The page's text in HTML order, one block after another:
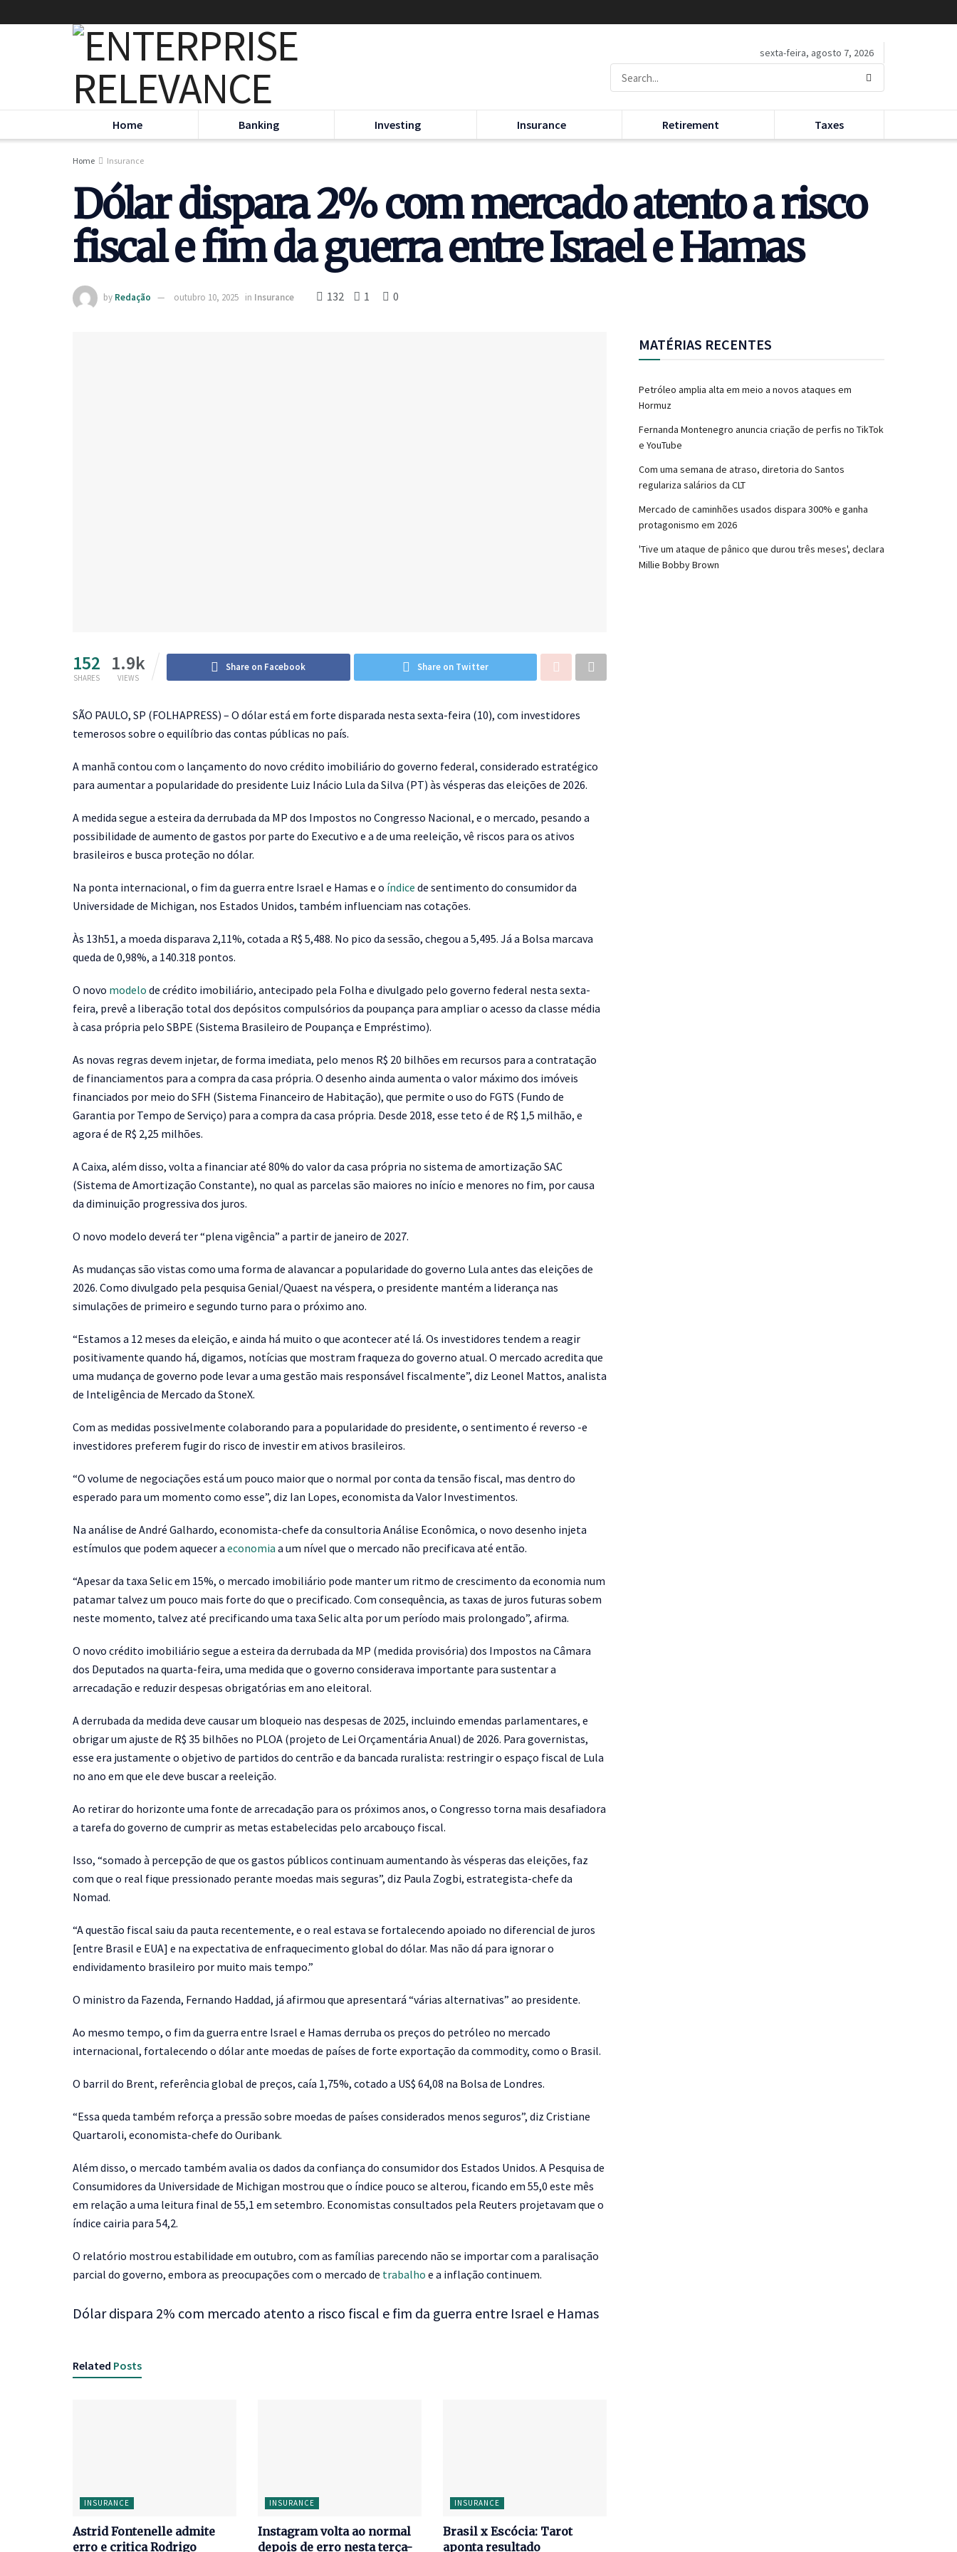
sexta-feira, agosto 7, 2026
Home Banking Investing Insurance Retirement Taxes
Home Insurance
Dólar dispara 2% com mercado atento a risco
fiscal e fim da guerra entre Israel e Hamas
by Redação outubro 10, 2025 in Insurance 132 1 0
152
SHARES
1.9k
VIEWS
Share on Facebook Share on Twitter
SÃO PAULO, SP (FOLHAPRESS) – O dólar está em forte disparada nesta sexta-feira (10), com investidores
temerosos sobre o equilíbrio das contas públicas no país.
A manhã contou com o lançamento do novo crédito imobiliário do governo federal, considerado estratégico
para aumentar a popularidade do presidente Luiz Inácio Lula da Silva (PT) às vésperas das eleições de 2026.
A medida segue a esteira da derrubada da MP dos Impostos no Congresso Nacional, e o mercado, pesando a
possibilidade de aumento de gastos por parte do Executivo e a de uma reeleição, vê riscos para os ativos
brasileiros e busca proteção no dólar.
Na ponta internacional, o fim da guerra entre Israel e Hamas e o índice de sentimento do consumidor da
Universidade de Michigan, nos Estados Unidos, também influenciam nas cotações.
Às 13h51, a moeda disparava 2,11%, cotada a R$ 5,488. No pico da sessão, chegou a 5,495. Já a Bolsa marcava
queda de 0,98%, a 140.318 pontos.
O novo modelo de crédito imobiliário, antecipado pela Folha e divulgado pelo governo federal nesta sexta-
feira, prevê a liberação total dos depósitos compulsórios da poupança para ampliar o acesso da classe média
à casa própria pelo SBPE (Sistema Brasileiro de Poupança e Empréstimo).
As novas regras devem injetar, de forma imediata, pelo menos R$ 20 bilhões em recursos para a contratação
de financiamentos para a compra da casa própria. O desenho ainda aumenta o valor máximo dos imóveis
financiados por meio do SFH (Sistema Financeiro de Habitação), que permite o uso do FGTS (Fundo de
Garantia por Tempo de Serviço) para a compra da casa própria. Desde 2018, esse teto é de R$ 1,5 milhão, e
agora é de R$ 2,25 milhões.
A Caixa, além disso, volta a financiar até 80% do valor da casa própria no sistema de amortização SAC
(Sistema de Amortização Constante), no qual as parcelas são maiores no início e menores no fim, por causa
da diminuição progressiva dos juros.
O novo modelo deverá ter “plena vigência” a partir de janeiro de 2027.
As mudanças são vistas como uma forma de alavancar a popularidade do governo Lula antes das eleições de
2026. Como divulgado pela pesquisa Genial/Quaest na véspera, o presidente mantém a liderança nas
simulações de primeiro e segundo turno para o próximo ano.
“Estamos a 12 meses da eleição, e ainda há muito o que acontecer até lá. Os investidores tendem a reagir
positivamente quando há, digamos, notícias que mostram fraqueza do governo atual. O mercado acredita que
uma mudança de governo pode levar a uma gestão mais responsável fiscalmente”, diz Leonel Mattos, analista
de Inteligência de Mercado da StoneX.
Com as medidas possivelmente colaborando para a popularidade do presidente, o sentimento é reverso -e
investidores preferem fugir do risco de investir em ativos brasileiros.
“O volume de negociações está um pouco maior que o normal por conta da tensão fiscal, mas dentro do
esperado para um momento como esse”, diz Ian Lopes, economista da Valor Investimentos.
Na análise de André Galhardo, economista-chefe da consultoria Análise Econômica, o novo desenho injeta
estímulos que podem aquecer a economia a um nível que o mercado não precificava até então.
“Apesar da taxa Selic em 15%, o mercado imobiliário pode manter um ritmo de crescimento da economia num
patamar talvez um pouco mais forte do que o precificado. Com consequência, as taxas de juros futuras sobem
neste momento, talvez até precificando uma taxa Selic alta por um período mais prolongado”, afirma.
O novo crédito imobiliário segue a esteira da derrubada da MP (medida provisória) dos Impostos na Câmara
dos Deputados na quarta-feira, uma medida que o governo considerava importante para sustentar a
arrecadação e reduzir despesas obrigatórias em ano eleitoral.
A derrubada da medida deve causar um bloqueio nas despesas de 2025, incluindo emendas parlamentares, e
obrigar um ajuste de R$ 35 bilhões no PLOA (projeto de Lei Orçamentária Anual) de 2026. Para governistas,
esse era justamente o objetivo de partidos do centrão e da bancada ruralista: restringir o espaço fiscal de Lula
no ano em que ele deve buscar a reeleição.
Ao retirar do horizonte uma fonte de arrecadação para os próximos anos, o Congresso torna mais desafiadora
a tarefa do governo de cumprir as metas estabelecidas pelo arcabouço fiscal.
Isso, “somado à percepção de que os gastos públicos continuam aumentando às vésperas das eleições, faz
com que o real fique pressionado perante moedas mais seguras”, diz Paula Zogbi, estrategista-chefe da
Nomad.
“A questão fiscal saiu da pauta recentemente, e o real estava se fortalecendo apoiado no diferencial de juros
[entre Brasil e EUA] e na expectativa de enfraquecimento global do dólar. Mas não dá para ignorar o
endividamento brasileiro por muito mais tempo.”
O ministro da Fazenda, Fernando Haddad, já afirmou que apresentará “várias alternativas” ao presidente.
Ao mesmo tempo, o fim da guerra entre Israel e Hamas derruba os preços do petróleo no mercado
internacional, fortalecendo o dólar ante moedas de países de forte exportação da commodity, como o Brasil.
O barril do Brent, referência global de preços, caía 1,75%, cotado a US$ 64,08 na Bolsa de Londres.
“Essa queda também reforça a pressão sobre moedas de países considerados menos seguros”, diz Cristiane
Quartaroli, economista-chefe do Ouribank.
Além disso, o mercado também avalia os dados da confiança do consumidor dos Estados Unidos. A Pesquisa de
Consumidores da Universidade de Michigan mostrou que o índice pouco se alterou, ficando em 55,0 este mês
em relação a uma leitura final de 55,1 em setembro. Economistas consultados pela Reuters projetavam que o
índice cairia para 54,2.
O relatório mostrou estabilidade em outubro, com as famílias parecendo não se importar com a paralisação
parcial do governo, embora as preocupações com o mercado de trabalho e a inflação continuem.
Dólar dispara 2% com mercado atento a risco fiscal e fim da guerra entre Israel e Hamas
Related Posts
INSURANCE
Astrid Fontenelle admite
erro e critica Rodrigo
INSURANCE
Instagram volta ao normal
depois de erro nesta terça-
INSURANCE
Brasil x Escócia: Tarot
aponta resultado
MATÉRIAS RECENTES
Petróleo amplia alta em meio a novos ataques em
Hormuz
Fernanda Montenegro anuncia criação de perfis no TikTok
e YouTube
Com uma semana de atraso, diretoria do Santos
regulariza salários da CLT
Mercado de caminhões usados dispara 300% e ganha
protagonismo em 2026
'Tive um ataque de pânico que durou três meses', declara
Millie Bobby Brown